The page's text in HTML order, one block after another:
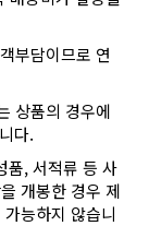
부담이므로 연
상품의 경우에
다.
품, 서적류 등 사
개봉한 경우 제
능하지 않습니